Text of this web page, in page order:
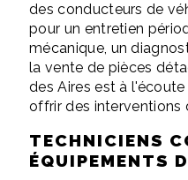
des conducteurs de
pour un entretien
mécanique, un
la vente de pièces
des Aires est à
offrir des interventions
TECHNICIENS
ÉQUIPEMENTS